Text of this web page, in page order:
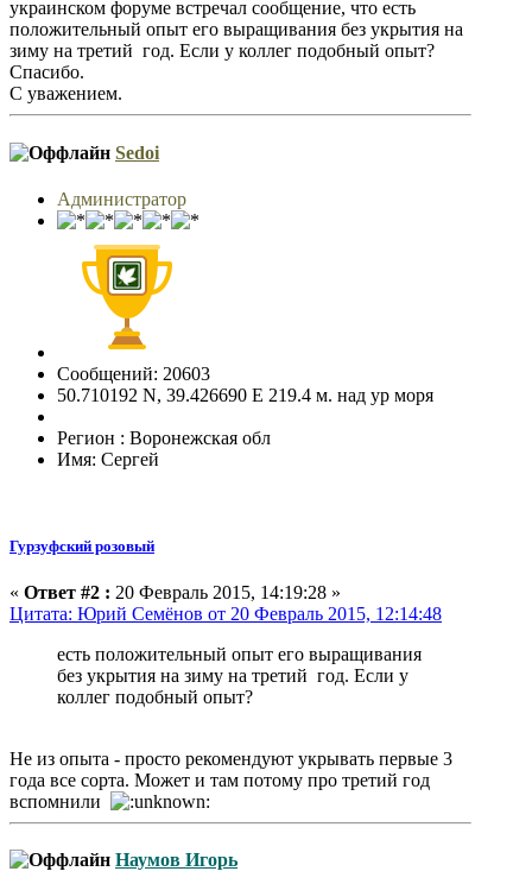
украинском форуме встречал сообщение, что есть
положительный опыт его выращивания без укрытия на
зиму на третий год. Если у коллег подобный опыт?
Спасибо.
С уважением.
Sedoi
Администратор
Сообщений: 20603
50.710192 N, 39.426690 E 219.4 м. над ур моря
Регион : Воронежская обл
Имя: Сергей
Гурзуфский розовый
« Ответ #2 : 20 Февраль 2015, 14:19:28 »
Цитата: Юрий Семёнов от 20 Февраль 2015, 12:14:48
есть положительный опыт его выращивания
без укрытия на зиму на третий год. Если у
коллег подобный опыт?
Не из опыта - просто рекомендуют укрывать первые 3
года все сорта. Может и там потому про третий год
вспомнили
Наумов Игорь